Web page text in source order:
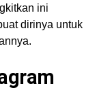
ini
dirinya untuk